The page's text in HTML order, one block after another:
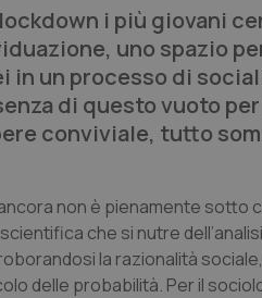
i più giovani
uno spazio
in un processo di
di questo vuoto
conviviale, tutto
non è pienamente sotto
che si nutre
la razionalità
delle probabilità. Per il